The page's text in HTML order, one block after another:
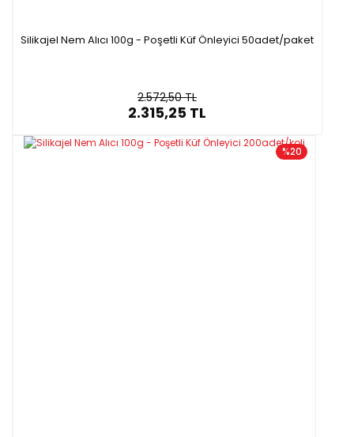
Silikajel Nem Alıcı 100g - Poşetli Küf Önleyici 50adet/paket
2.572,50 TL
2.315,25 TL
%20